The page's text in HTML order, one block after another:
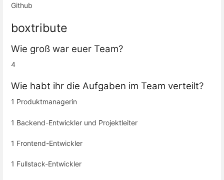
Github
boxtribute
Wie groß war euer Team?
4
Wie habt ihr die Aufgaben im Team verteilt?
1 Produktmanagerin
1 Backend-Entwickler und Projektleiter
1 Frontend-Entwickler
1 Fullstack-Entwickler